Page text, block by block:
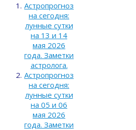
Астропрогноз
на сегодня:
лунные сутки
на 13 и 14
мая 2026
года. Заметки
астролога.
Астропрогноз
на сегодня:
лунные сутки
на 05 и 06
мая 2026
года. Заметки